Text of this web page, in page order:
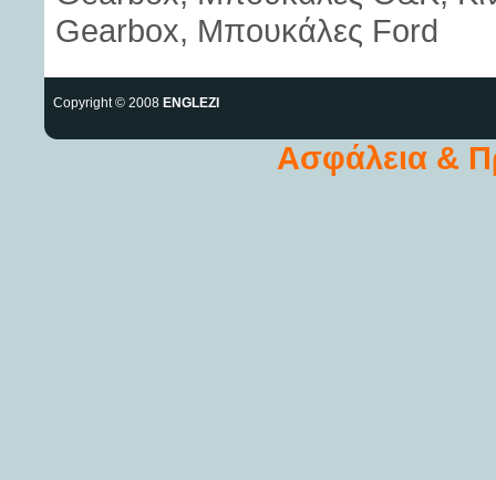
Gearbox, Μπουκάλες Ford
Copyright © 2008 ENGLEZI
Ασφάλεια &